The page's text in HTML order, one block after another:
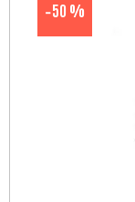
-50 %